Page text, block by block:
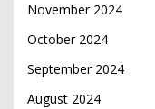
November 2024
October 2024
September 2024
August 2024